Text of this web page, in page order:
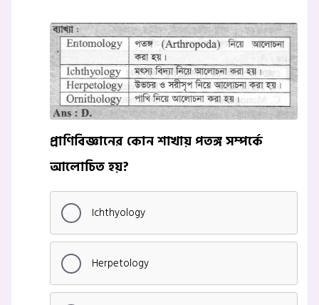
প্রাণিবিজ্ঞানের কোন শাখায় পতঙ্গ সম্পর্কে
আলোচিত হয়?
Ichthyology
Herpetology